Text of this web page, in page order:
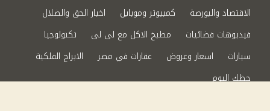
الاقتصاد والبورصة
كمبيوتر وموبايل
اخبار الحق والضلال
فيديوهات فضائيات
مطبخ الاكل مع لى لى
تكنولوجيا
سيارات
اسعار وعروض عقارات في مصر
الابراج الفلكية
حظك اليوم